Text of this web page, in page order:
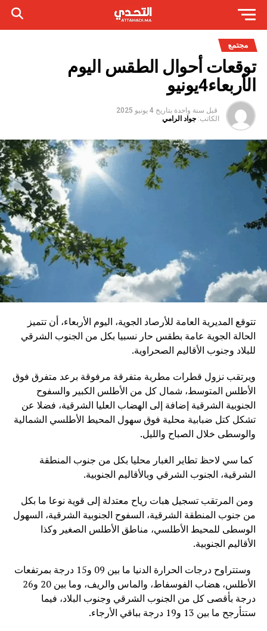
مجتمع
توقعات أحوال الطقس اليوم
الأربعاء4يونيو
قبل سنة واحدة بتاريخ 4 يونيو 2025
الكاتب: جواد الرامي
تتوقع المديرية العامة للأرصاد الجوية، اليوم الأربعاء، أن تتميز
الحالة الجوية عامة بطقس حار نسبيا بكل من الجنوب الشرقي
للبلاد وجنوب الأقاليم الصحراوية.
ويرتقب نزول قطرات مطرية متفرقة مرفوقة برعد متفرق فوق
الأطلس المتوسط، شمال كل من الأطلس الكبير والسفوح
الجنوبية الشرقية إضافة إلى الهضاب العليا الشرقية، فضلا عن
تشكل كتل ضبابية محلية فوق سهول المحيط الأطلسي الشمالية
والوسطى خلال الصباح والليل.
كما سي لاحظ تطاير الغبار محليا بكل من جنوب المنطقة
الشرقية، الجنوب الشرقي وبالأقاليم الجنوبية.
ومن المرتقب تسجيل هبات رياح معتدلة إلى قوية نوعا ما بكل
من جنوب المنطقة الشرقية، السفوح الجنوبية الشرقية، السهول
الوسطى للمحيط الأطلسي، مناطق الأطلس الصغير وكذا
الأقاليم الجنوبية.
وستتراوح درجات الحرارة الدنيا ما بين 09 و15 درجة بمرتفعات
الأطلس، هضاب الفوسفاط، والماس والريف، وما بين 20 و26
درجة بأقصى كل من الجنوب الشرقي وجنوب البلاد، فيما
ستتأرجح ما بين 13 و19 درجة بباقي الأرجاء.